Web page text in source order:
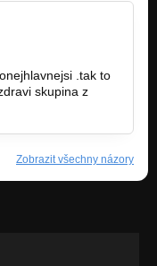
.tak to
skupina z
Zobrazit všechny názory